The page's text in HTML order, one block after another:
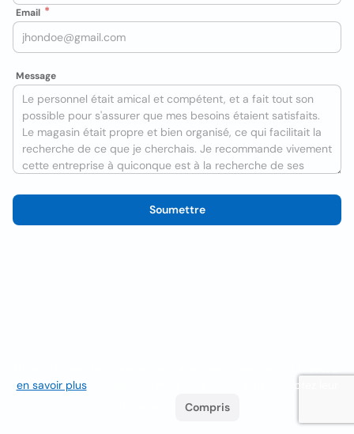
Email
Message
Soumettre
en savoir plus. Si vous continuez à naviguer, vous acceptez leur
Compris